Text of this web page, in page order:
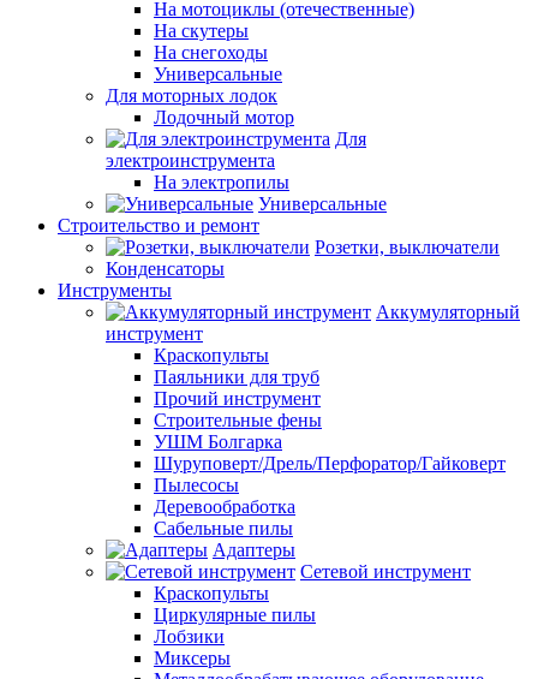
На мотоциклы (отечественные)
На скутеры
На снегоходы
Универсальные
Для моторных лодок
Лодочный мотор
Для
электроинструмента
На электропилы
Универсальные
Строительство и ремонт
Розетки, выключатели
Конденсаторы
Инструменты
Аккумуляторный
инструмент
Краскопульты
Паяльники для труб
Прочий инструмент
Строительные фены
УШМ Болгарка
Шуруповерт/Дрель/Перфоратор/Гайковерт
Пылесосы
Деревообработка
Сабельные пилы
Адаптеры
Сетевой инструмент
Краскопульты
Циркулярные пилы
Лобзики
Миксеры